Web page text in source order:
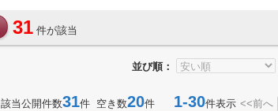
31 件が該当
並び順：
該当公開件数31件 空き数20件 1-30件表示 <<前へ